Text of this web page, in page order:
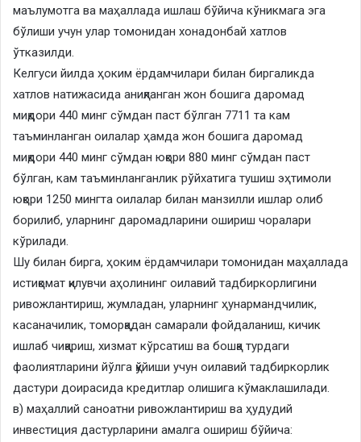
маълумотга ва маҳаллада ишлаш бўйича кўникмага эга
бўлиши учун улар томонидан хонадонбай хатлов
ўтказилди.
Келгуси йилда ҳоким ёрдамчилари билан биргаликда
хатлов натижасида аниқланган жон бошига даромад
миқдори 440 минг сўмдан паст бўлган 7711 та кам
таъминланган оилалар ҳамда жон бошига даромад
миқдори 440 минг сўмдан юқори 880 минг сўмдан паст
бўлган, кам таъминланганлик рўйхатига тушиш эҳтимоли
юқори 1250 мингта оилалар билан манзилли ишлар олиб
борилиб, уларнинг даромадларини ошириш чоралари
кўрилади.
Шу билан бирга, ҳоким ёрдамчилари томонидан маҳаллада
истиқомат қилувчи аҳолининг оилавий тадбиркорлигини
ривожлантириш, жумладан, уларнинг ҳунармандчилик,
касаначилик, томорқадан самарали фойдаланиш, кичик
ишлаб чиқариш, хизмат кўрсатиш ва бошқа турдаги
фаолиятларини йўлга қўйиши учун оилавий тадбиркорлик
дастури доирасида кредитлар олишига кўмаклашилади.
в) маҳаллий саноатни ривожлантириш ва ҳудудий
инвестиция дастурларини амалга ошириш бўйича: